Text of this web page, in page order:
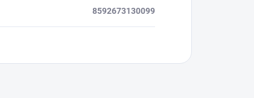
8592673130099